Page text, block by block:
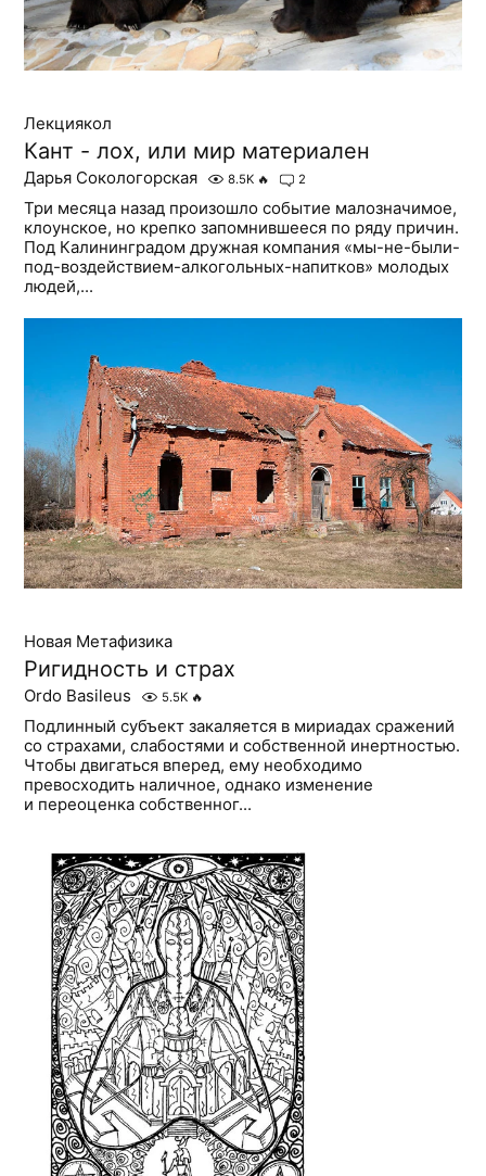
Лекциякол
Кант - лох, или мир материален
Дарья Сокологорская 8.5K 🔥 2
Три месяца назад произошло событие малозначимое,
клоунское, но крепко запомнившееся по ряду причин.
Под Калининградом дружная компания «мы-не-были-
под-воздействием-алкогольных-напитков» молодых
людей,...
Новая Метафизика
Ригидность и страх
Ordo Basileus 5.5K 🔥
Подлинный субъект закаляется в мириадах сражений
со страхами, слабостями и собственной инертностью.
Чтобы двигаться вперед, ему необходимо
превосходить наличное, однако изменение
и переоценка собственног...